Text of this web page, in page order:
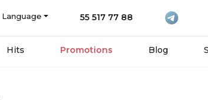
Language 55 517 77 88
Hits Promotions Blog